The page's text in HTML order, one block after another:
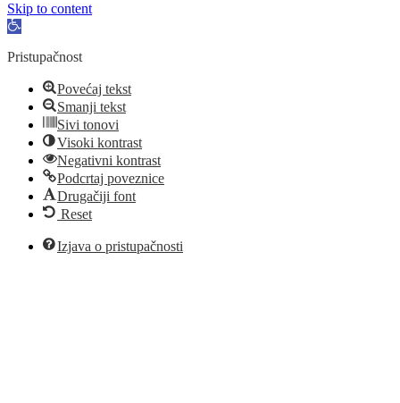
Skip to content
Open
Pristupačnost
Povećaj tekst
Smanji tekst
Sivi tonovi
Visoki kontrast
Negativni kontrast
Podcrtaj poveznice
Drugačiji font
Reset
Izjava o pristupačnosti